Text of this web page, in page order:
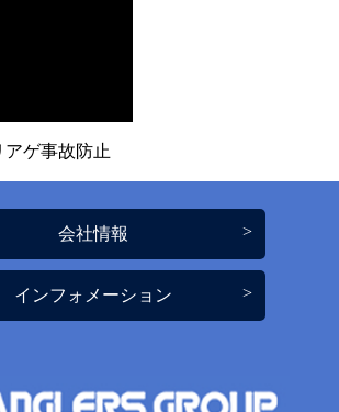
アゲ事故防止
会社情報
インフォメーション